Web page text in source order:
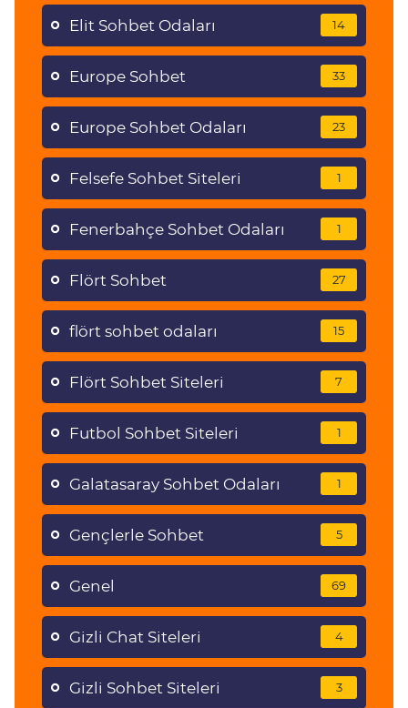
Elit Sohbet Odaları 14
Europe Sohbet 33
Europe Sohbet Odaları 23
Felsefe Sohbet Siteleri 1
Fenerbahçe Sohbet Odaları 1
Flört Sohbet 27
flört sohbet odaları 15
Flört Sohbet Siteleri 7
Futbol Sohbet Siteleri 1
Galatasaray Sohbet Odaları 1
Gençlerle Sohbet 5
Genel 69
Gizli Chat Siteleri 4
Gizli Sohbet Siteleri 3